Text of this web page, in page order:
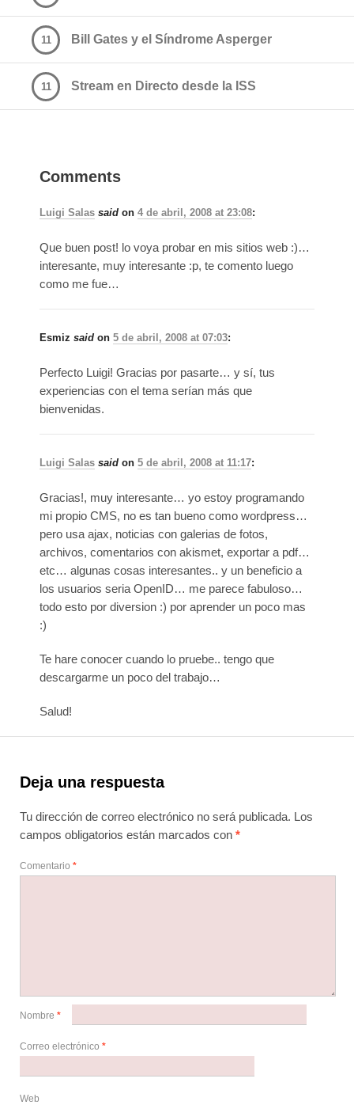
Bill Gates y el Síndrome Asperger
11
Stream en Directo desde la ISS
11
Comments
Luigi Salas said on 4 de abril, 2008 at 23:08:
Que buen post! lo voya probar en mis sitios web :)…
interesante, muy interesante :p, te comento luego
como me fue…
Esmiz said on 5 de abril, 2008 at 07:03:
Perfecto Luigi! Gracias por pasarte… y sí, tus
experiencias con el tema serían más que
bienvenidas.
Luigi Salas said on 5 de abril, 2008 at 11:17:
Gracias!, muy interesante… yo estoy programando
mi propio CMS, no es tan bueno como wordpress…
pero usa ajax, noticias con galerias de fotos,
archivos, comentarios con akismet, exportar a pdf…
etc… algunas cosas interesantes.. y un beneficio a
los usuarios seria OpenID… me parece fabuloso…
todo esto por diversion :) por aprender un poco mas
:)
Te hare conocer cuando lo pruebe.. tengo que
descargarme un poco del trabajo…
Salud!
Deja una respuesta
Tu dirección de correo electrónico no será publicada. Los
campos obligatorios están marcados con *
Comentario *
Nombre *
Correo electrónico *
Web